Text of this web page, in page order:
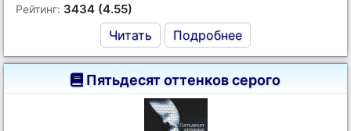
Рейтинг: 3434 (4.55)
Читать Подробнее
Пятьдесят оттенков серого